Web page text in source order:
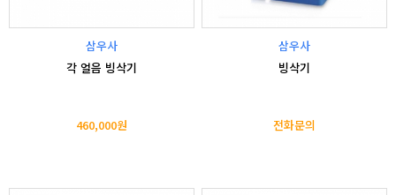
삼우사
각 얼음 빙삭기
460,000원
삼우사
빙삭기
전화문의